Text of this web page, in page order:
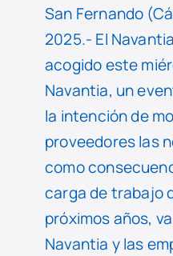
San Fernando
2025.- El
acogido este
Navantia, un
la intención de
proveedores las
como
carga de trabajo
próximos años,
Navantia y las